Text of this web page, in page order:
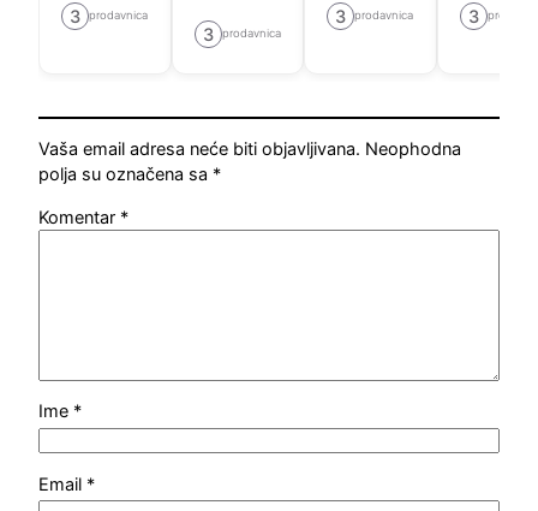
3 prodavnica
3 prodavnica
3 prodavnica 3
Vaša email adresa neće biti objavljivana. Neophodna
polja su označena sa *
Komentar *
Ime *
Email *